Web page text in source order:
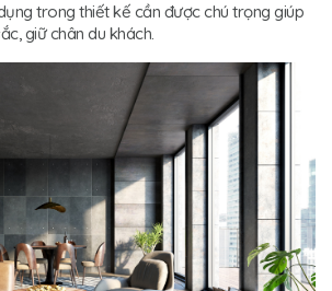
trong thiết kế cần được chú trọng giúp
giữ chân du khách.